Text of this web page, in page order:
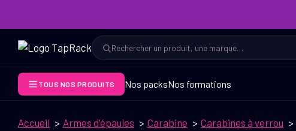
Rechercher
Rechercher
TOUS NOS PRODUITS Nos packsNos formations
Accueil Armes d'épaules Carabine Carabines à verrou